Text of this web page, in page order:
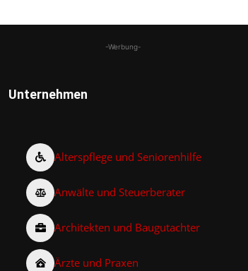
-Werbung-
Unternehmen
Alterspflege und Seniorenhilfe
Anwälte und Steuerberater
Architekten und Baugutachter
Ärzte und Praxen